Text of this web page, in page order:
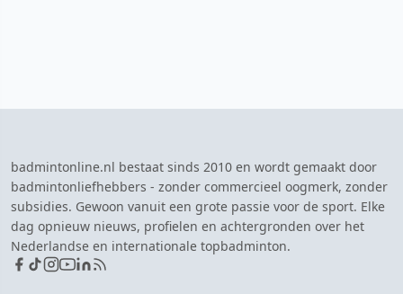
badmintonline.nl bestaat sinds 2010 en wordt gemaakt door
badmintonliefhebbers - zonder commercieel oogmerk, zonder
subsidies. Gewoon vanuit een grote passie voor de sport. Elke
dag opnieuw nieuws, profielen en achtergronden over het
Nederlandse en internationale topbadminton.